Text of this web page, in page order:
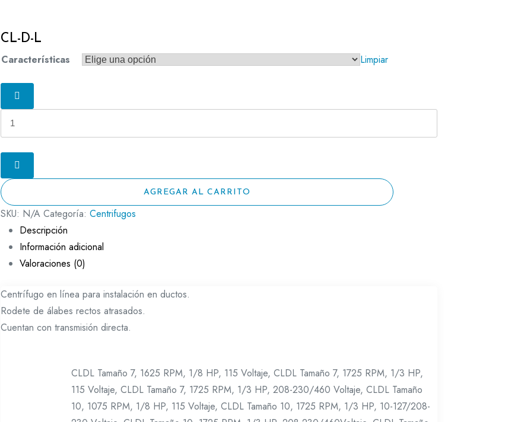
CL-D-L
Características Limpiar
D-
cantidad
AGREGAR AL CARRITO
SKU: N/A Categoría: Centrifugos
Descripción
Información adicional
Valoraciones (0)
Centrífugo en línea para instalación en ductos.
Rodete de álabes rectos atrasados.
Cuentan con transmisión directa.
CLDL Tamaño 7, 1625 RPM, 1/8 HP, 115 Voltaje, CLDL Tamaño 7, 1725 RPM, 1/3 HP,
115 Voltaje, CLDL Tamaño 7, 1725 RPM, 1/3 HP, 208-230/460 Voltaje, CLDL Tamaño
10, 1075 RPM, 1/8 HP, 115 Voltaje, CLDL Tamaño 10, 1725 RPM, 1/3 HP, 10-127/208-